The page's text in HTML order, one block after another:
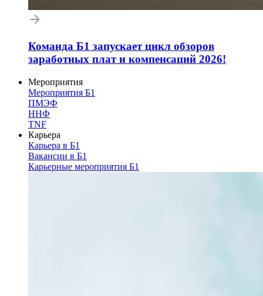
Команда Б1 запускает цикл обзоров
заработных плат и компенсаций 2026!
Мероприятия
Мероприятия Б1
ПМЭФ
ННФ
TNF
Карьера
Карьера в Б1
Вакансии в Б1
Карьерные мероприятия Б1